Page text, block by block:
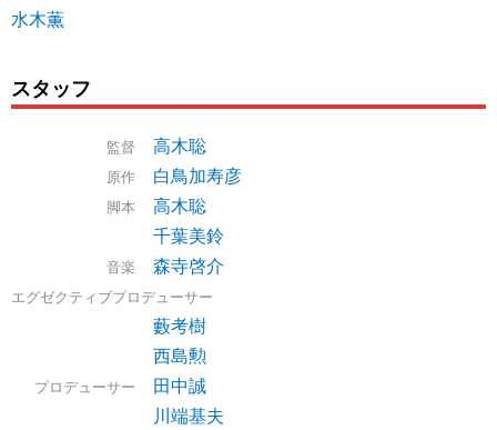
水木薫
スタッフ
監督 高木聡
原作 白鳥加寿彦
脚本
高木聡
千葉美鈴
音楽 森寺啓介
エグゼクティブプロデューサー
藪考樹
西島勲
プロデューサー
田中誠
川端基夫